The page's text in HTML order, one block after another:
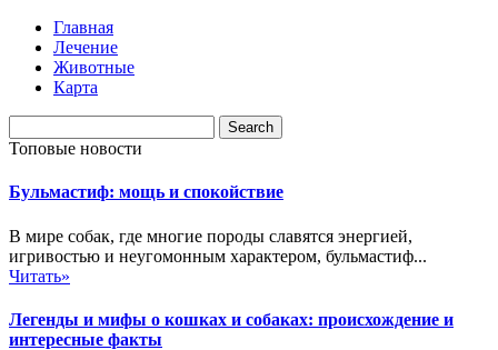
Главная
Лечение
Животные
Карта
Топовые новости
Бульмастиф: мощь и спокойствие
В мире собак, где многие породы славятся энергией,
игривостью и неугомонным характером, бульмастиф...
Читать»
Легенды и мифы о кошках и собаках: происхождение и
интересные факты